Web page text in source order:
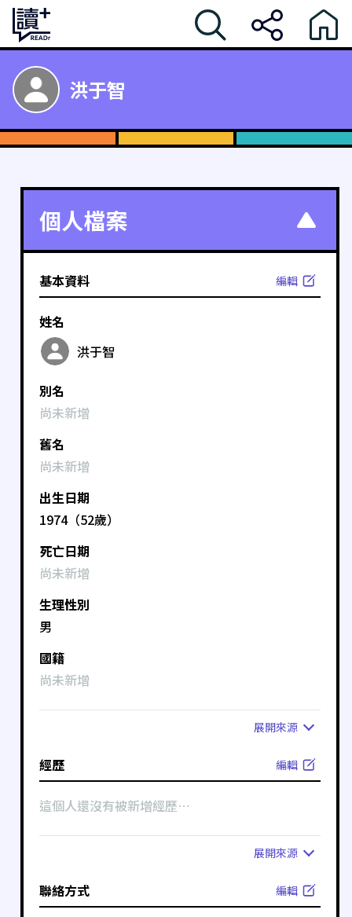
洪于智
個人檔案
基本資料 編輯
姓名
洪于智
別名
尚未新增
舊名
尚未新增
出生日期
1974（52歲）
死亡日期
尚未新增
生理性別
男
國籍
尚未新增
展開來源
經歷 編輯
這個人還沒有被新增經歷⋯
展開來源
聯絡方式 編輯